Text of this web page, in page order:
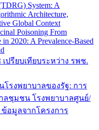
System: A
Architecture,
Global Context
Poisoning From
2020: A Prevalence-Based
ปรียบเทียบระหว่าง รพช.
โรงพยาบาลของรัฐ: การ
ลชุมชน โรงพยาบาลศูนย์/
ข้อมูลจากโครงการ